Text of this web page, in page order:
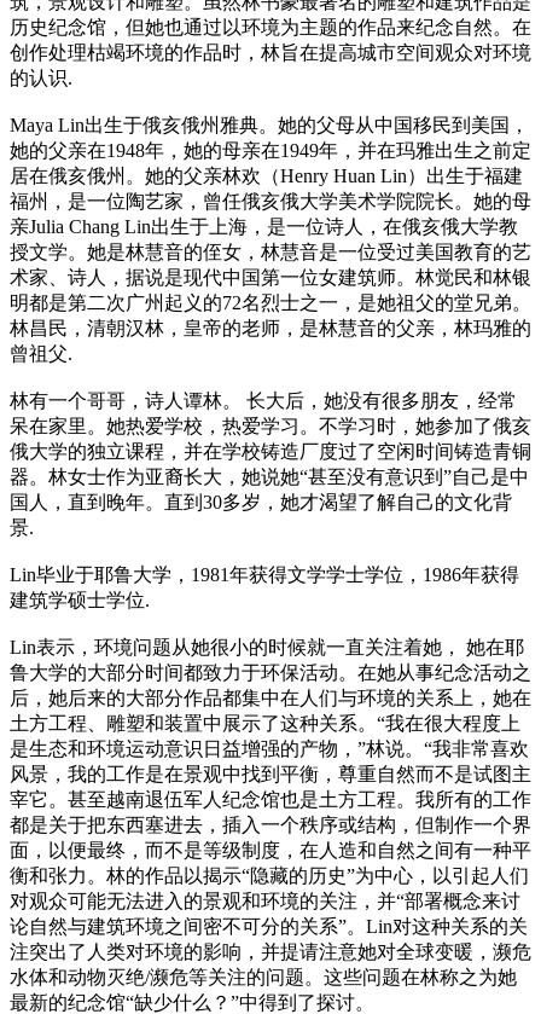
历史纪念馆，但她也通过以环境为主题的作品来纪念自然。在
创作处理枯竭环境的作品时，林旨在提高城市空间观众对环境
的认识.
Maya Lin出生于俄亥俄州雅典。她的父母从中国移民到美国，
她的父亲在1948年，她的母亲在1949年，并在玛雅出生之前定
居在俄亥俄州。她的父亲林欢（Henry Huan Lin）出生于福建
福州，是一位陶艺家，曾任俄亥俄大学美术学院院长。她的母
亲Julia Chang Lin出生于上海，是一位诗人，在俄亥俄大学教
授文学。她是林慧音的侄女，林慧音是一位受过美国教育的艺
术家、诗人，据说是现代中国第一位女建筑师。林觉民和林银
明都是第二次广州起义的72名烈士之一，是她祖父的堂兄弟。
林昌民，清朝汉林，皇帝的老师，是林慧音的父亲，林玛雅的
曾祖父.
林有一个哥哥，诗人谭林。 长大后，她没有很多朋友，经常
呆在家里。她热爱学校，热爱学习。不学习时，她参加了俄亥
俄大学的独立课程，并在学校铸造厂度过了空闲时间铸造青铜
器。林女士作为亚裔长大，她说她“甚至没有意识到”自己是中
国人，直到晚年。直到30多岁，她才渴望了解自己的文化背
景.
Lin毕业于耶鲁大学，1981年获得文学学士学位，1986年获得
建筑学硕士学位.
Lin表示，环境问题从她很小的时候就一直关注着她， 她在耶
鲁大学的大部分时间都致力于环保活动。在她从事纪念活动之
后，她后来的大部分作品都集中在人们与环境的关系上，她在
土方工程、雕塑和装置中展示了这种关系。“我在很大程度上
是生态和环境运动意识日益增强的产物，”林说。“我非常喜欢
风景，我的工作是在景观中找到平衡，尊重自然而不是试图主
宰它。甚至越南退伍军人纪念馆也是土方工程。我所有的工作
都是关于把东西塞进去，插入一个秩序或结构，但制作一个界
面，以便最终，而不是等级制度，在人造和自然之间有一种平
衡和张力。林的作品以揭示“隐藏的历史”为中心，以引起人们
对观众可能无法进入的景观和环境的关注，并“部署概念来讨
论自然与建筑环境之间密不可分的关系”。Lin对这种关系的关
注突出了人类对环境的影响，并提请注意她对全球变暖，濒危
水体和动物灭绝/濒危等关注的问题。这些问题在林称之为她
最新的纪念馆“缺少什么？”中得到了探讨。